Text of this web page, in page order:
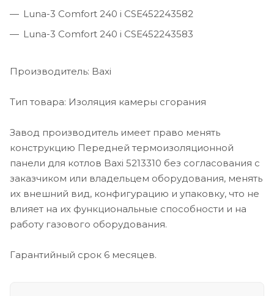
Luna-3 Comfort 240 i CSE452243582
Luna-3 Comfort 240 i CSE452243583
Производитель: Baxi
Тип товара: Изоляция камеры сгорания
Завод производитель имеет право менять
конструкцию Передней термоизоляционной
панели для котлов Baxi 5213310 без согласования с
заказчиком или владельцем оборудования, менять
их внешний вид, конфигурацию и упаковку, что не
влияет на их функциональные способности и на
работу газового оборудования.
Гарантийный срок 6 месяцев.